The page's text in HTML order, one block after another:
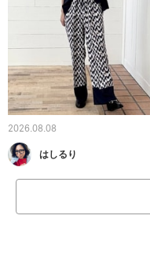
2026.08.08
はしるり